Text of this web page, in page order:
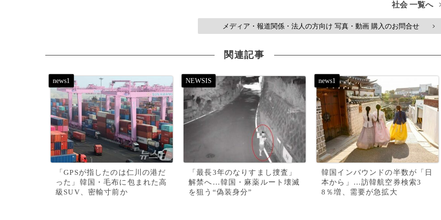
社会 一覧へ
メディア・報道関係・法人の方向け 写真・動画 購入のお問合せ >
関連記事
「GPSが指したのは仁川の港だ
った」韓国・毛布に包まれた高
級SUV、密輸寸前か
「最長3年のなりすまし捜査」
解禁へ…韓国・麻薬ルート壊滅
を狙う“偽装身分”
韓国インバウンドの半数が「日
本から」…訪韓航空券検索3
8％増、需要が急拡大